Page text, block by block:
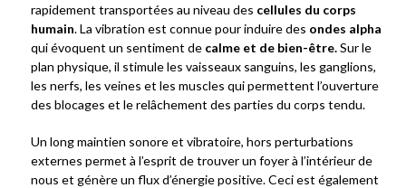
rapidement transportées au niveau des cellules du corps
humain. La vibration est connue pour induire des ondes alpha
qui évoquent un sentiment de calme et de bien-être.Sur le
plan physique, il stimule les vaisseaux sanguins, les ganglions,
les nerfs, les veines et les muscles qui permettent l’ouverture
des blocages et le relâchement des parties du corps tendu.
Un long maintien sonore et vibratoire, hors perturbations
externes permet à l’esprit de trouver un foyer à l’intérieur de
nous et génère un flux d’énergie positive. Ceci est également